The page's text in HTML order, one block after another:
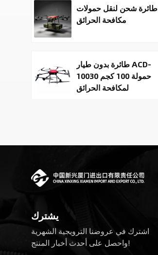
طائرة شحن لنقل حمولات
مكافحة الحرائق
طائرة بدون طيار ACD-
10030 حمولة 100 كجم
لمكافحة الحرائق
surveillance UAV
Drone Manufacturer
روبوتات رباعية الأرجل
روبوتات دورية برمائية
كروية متحركة للأمن
يشترك
اشترك في عروضنا الترويجية الشهرية
واحصل على أحدث أخبار المنتج!